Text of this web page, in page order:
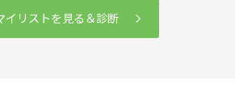
イリストを見る＆診断